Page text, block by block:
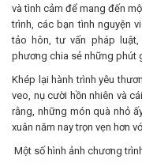
và tình cảm để mang đến
trình, các bạn tình nguyện
tảo hôn, tư vấn pháp
phương chia sẻ những phút
Khép lại hành trình yêu
veo, nụ cười hồn nhiên và
rằng, những món quà nhỏ
xuân năm nay trọn vẹn hơn
Một số hình ảnh chương